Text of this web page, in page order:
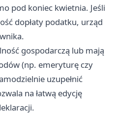
pod koniec kwietnia. Jeśli
dopłaty podatku, urząd
gospodarczą lub mają
(np. emeryturę czy
uzupełnić
na łatwą edycję